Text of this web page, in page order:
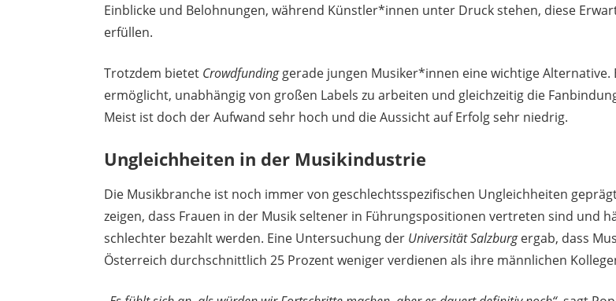
Einblicke und Belohnungen, während Künstler*innen unter Druck stehen, diese
erfüllen.
Trotzdem bietet Crowdfundinggerade jungen Musiker*innen eine wichtige Alternative.
ermöglicht, unabhängig von großen Labels zu arbeiten und gleichzeitig die
Meist ist doch der Aufwand sehr hoch und die Aussicht auf Erfolg sehr niedrig.
Ungleichheiten in der Musikindustrie
Die Musikbranche ist noch immer von geschlechtsspezifischen Ungleichheiten
zeigen, dass Frauen in der Musik seltener in Führungspositionen vertreten sind und
schlechter bezahlt werden. Eine Untersuchung der Universität Salzburgergab, dass
Österreich durchschnittlich 25 Prozent weniger verdienen als ihre männlichen